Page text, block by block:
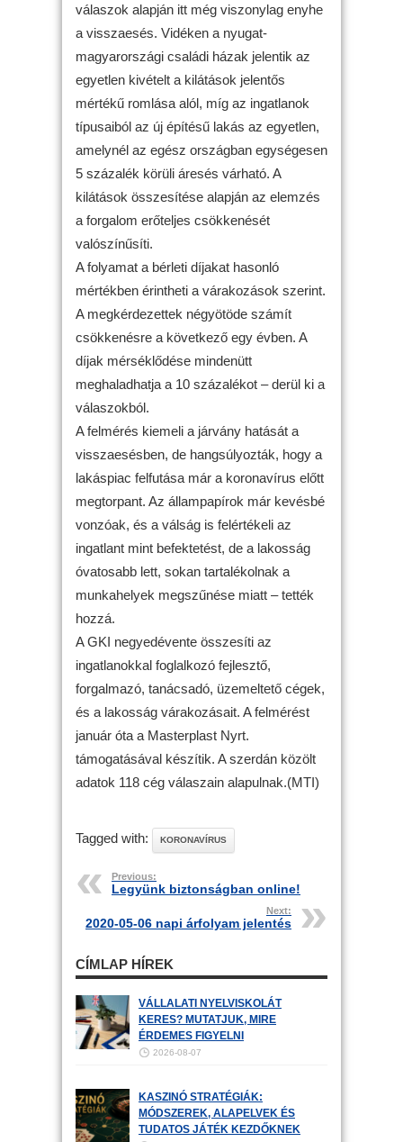
válaszok alapján itt még viszonylag enyhe
a visszaesés. Vidéken a nyugat-
magyarországi családi házak jelentik az
egyetlen kivételt a kilátások jelentős
mértékű romlása alól, míg az ingatlanok
típusaiból az új építésű lakás az egyetlen,
amelynél az egész országban egységesen
5 százalék körüli áresés várható. A
kilátások összesítése alapján az elemzés
a forgalom erőteljes csökkenését
valószínűsíti.
A folyamat a bérleti díjakat hasonló
mértékben érintheti a várakozások szerint.
A megkérdezettek négyötöde számít
csökkenésre a következő egy évben. A
díjak mérséklődése mindenütt
meghaladhatja a 10 százalékot – derül ki a
válaszokból.
A felmérés kiemeli a járvány hatását a
visszaesésben, de hangsúlyozták, hogy a
lakáspiac felfutása már a koronavírus előtt
megtorpant. Az állampapírok már kevésbé
vonzóak, és a válság is felértékeli az
ingatlant mint befektetést, de a lakosság
óvatosabb lett, sokan tartalékolnak a
munkahelyek megszűnése miatt – tették
hozzá.
A GKI negyedévente összesíti az
ingatlanokkal foglalkozó fejlesztő,
forgalmazó, tanácsadó, üzemeltető cégek,
és a lakosság várakozásait. A felmérést
január óta a Masterplast Nyrt.
támogatásával készítik. A szerdán közölt
adatok 118 cég válaszain alapulnak.(MTI)
Tagged with: KORONAVÍRUS
Previous:
Legyünk biztonságban online!
Next:
2020-05-06 napi árfolyam jelentés
CÍMLAP HÍREK
VÁLLALATI NYELVISKOLÁT
KERES? MUTATJUK, MIRE
ÉRDEMES FIGYELNI
2026-08-07
KASZINÓ STRATÉGIÁK:
MÓDSZEREK, ALAPELVEK ÉS
TUDATOS JÁTÉK KEZDŐKNEK